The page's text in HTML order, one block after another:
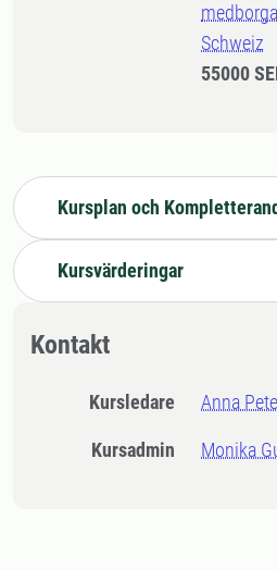
Schweiz
55000
Kursplan och
Kursvärderingar
Kontakt
Kursledare Anna
Kursadmin Monika